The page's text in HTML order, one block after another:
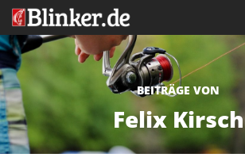
BEITRÄGE VON
Felix Kirsch